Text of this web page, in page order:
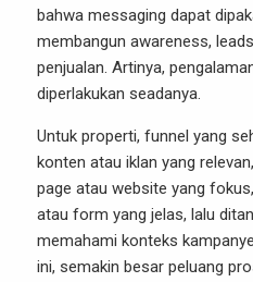
bahwa messaging dapat
membangun awareness,
penjualan. Artinya,
diperlakukan seadanya.
Untuk properti, funnel yang
konten atau iklan yang
page atau website yang
atau form yang jelas, lalu
memahami konteks
ini, semakin besar peluang